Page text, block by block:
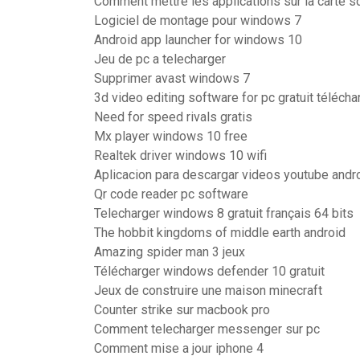
Logiciel de montage pour windows 7
Android app launcher for windows 10
Jeu de pc a telecharger
Supprimer avast windows 7
3d video editing software for pc gratuit
Need for speed rivals gratis
Mx player windows 10 free
Realtek driver windows 10 wifi
Aplicacion para descargar videos youtube
Qr code reader pc software
Telecharger windows 8 gratuit français 64 bits
The hobbit kingdoms of middle earth android
Amazing spider man 3 jeux
Télécharger windows defender 10 gratuit
Jeux de construire une maison minecraft
Counter strike sur macbook pro
Comment telecharger messenger sur pc
Comment mise a jour iphone 4